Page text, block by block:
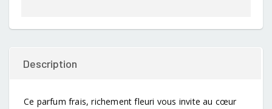
Description
Ce parfum frais, richement fleuri vous invite au cœur